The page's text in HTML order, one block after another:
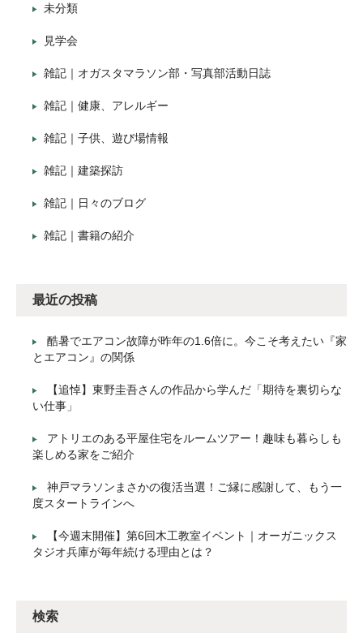
未分類
見学会
雑記｜オガスタマラソン部・写真部活動日誌
雑記｜健康、アレルギー
雑記｜子供、遊び場情報
雑記｜建築探訪
雑記｜日々のブログ
雑記｜書籍の紹介
最近の投稿
酷暑でエアコン故障が昨年の1.6倍に。今こそ考えたい『家
とエアコン』の関係
【追悼】東野圭吾さんの作品から学んだ「期待を裏切らな
い仕事」
アトリエのある平屋住宅をルームツアー！趣味も暮らしも
楽しめる家をご紹介
神戸マラソンまさかの復活当選！ご縁に感謝して、もう一
度スタートラインへ
【今週末開催】第6回木工教室イベント｜オーガニックス
タジオ兵庫が毎年続ける理由とは？
検索